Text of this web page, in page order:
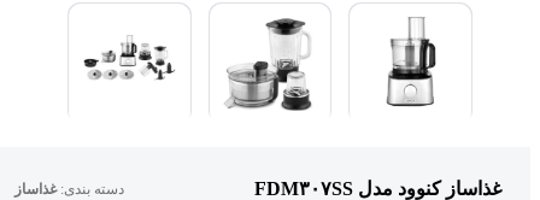
غذاساز کنوود مدل FDM۳۰۷SS دسته بندی:غذاساز